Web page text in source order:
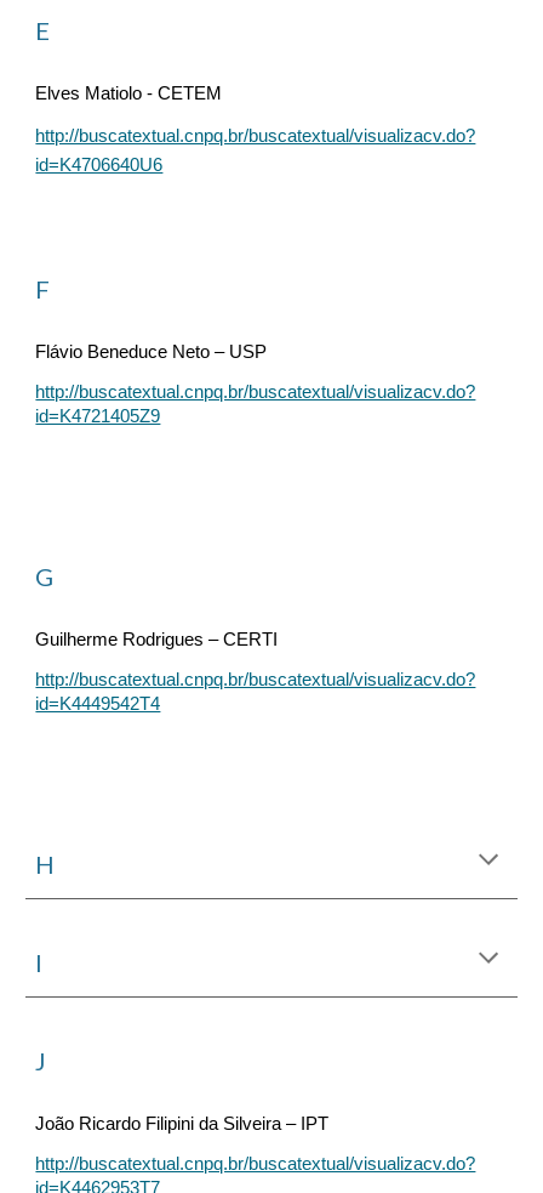
E
Elves Matiolo - CETEM
http://buscatextual.cnpq.br/buscatextual/visualizacv.do?
id=K4706640U6
F
Flávio Beneduce Neto – USP
http://buscatextual.cnpq.br/buscatextual/visualizacv.do?
id=K4721405Z9
G
Guilherme Rodrigues – CERTI
http://buscatextual.cnpq.br/buscatextual/visualizacv.do?
id=K4449542T4
H
I
J
João Ricardo Filipini da Silveira – IPT
http://buscatextual.cnpq.br/buscatextual/visualizacv.do?
id=K4462953T7